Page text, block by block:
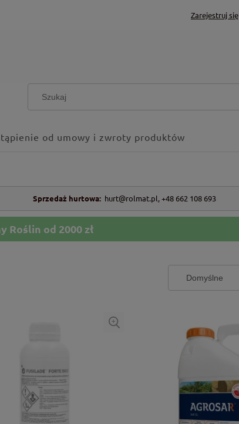
Zarejestruj się
od umowy i zwroty produktów
Sprzedaż hurtowa: hurt@rolmat.pl,+48 662 108 693
Roślin od 2000 zł